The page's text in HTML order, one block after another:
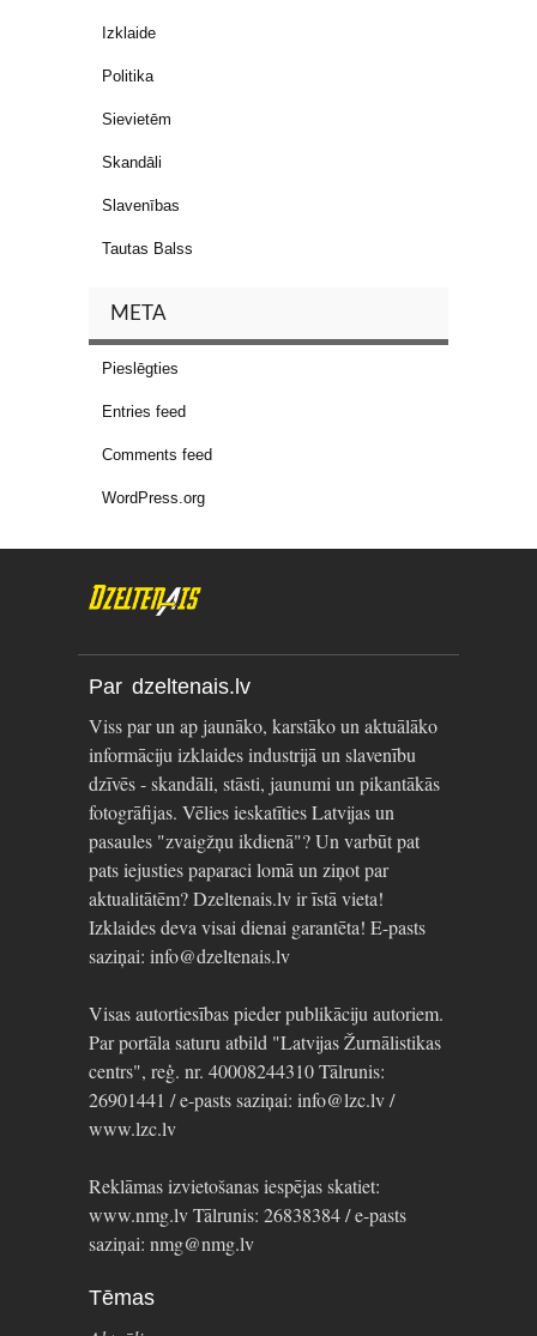
Izklaide
Politika
Sievietēm
Skandāli
Slavenības
Tautas Balss
META
Pieslēgties
Entries feed
Comments feed
WordPress.org
Par dzeltenais.lv
Viss par un ap jaunāko, karstāko un aktuālāko
informāciju izklaides industrijā un slavenību
dzīvēs - skandāli, stāsti, jaunumi un pikantākās
fotogrāfijas. Vēlies ieskatīties Latvijas un
pasaules "zvaigžņu ikdienā"? Un varbūt pat
pats iejusties paparaci lomā un ziņot par
aktualitātēm? Dzeltenais.lv ir īstā vieta!
Izklaides deva visai dienai garantēta! E-pasts
saziņai: info@dzeltenais.lv
Visas autortiesības pieder publikāciju autoriem.
Par portāla saturu atbild "Latvijas Žurnālistikas
centrs", reģ. nr. 40008244310 Tālrunis:
26901441 / e-pasts saziņai: info@lzc.lv /
www.lzc.lv
Reklāmas izvietošanas iespējas skatiet:
www.nmg.lv Tālrunis: 26838384 / e-pasts
saziņai: nmg@nmg.lv
Tēmas